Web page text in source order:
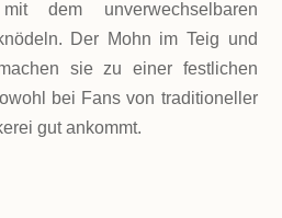
mit dem unverwechselbaren
Der Mohn im Teig und
sie zu einer festlichen
bei Fans von traditioneller
gut ankommt.